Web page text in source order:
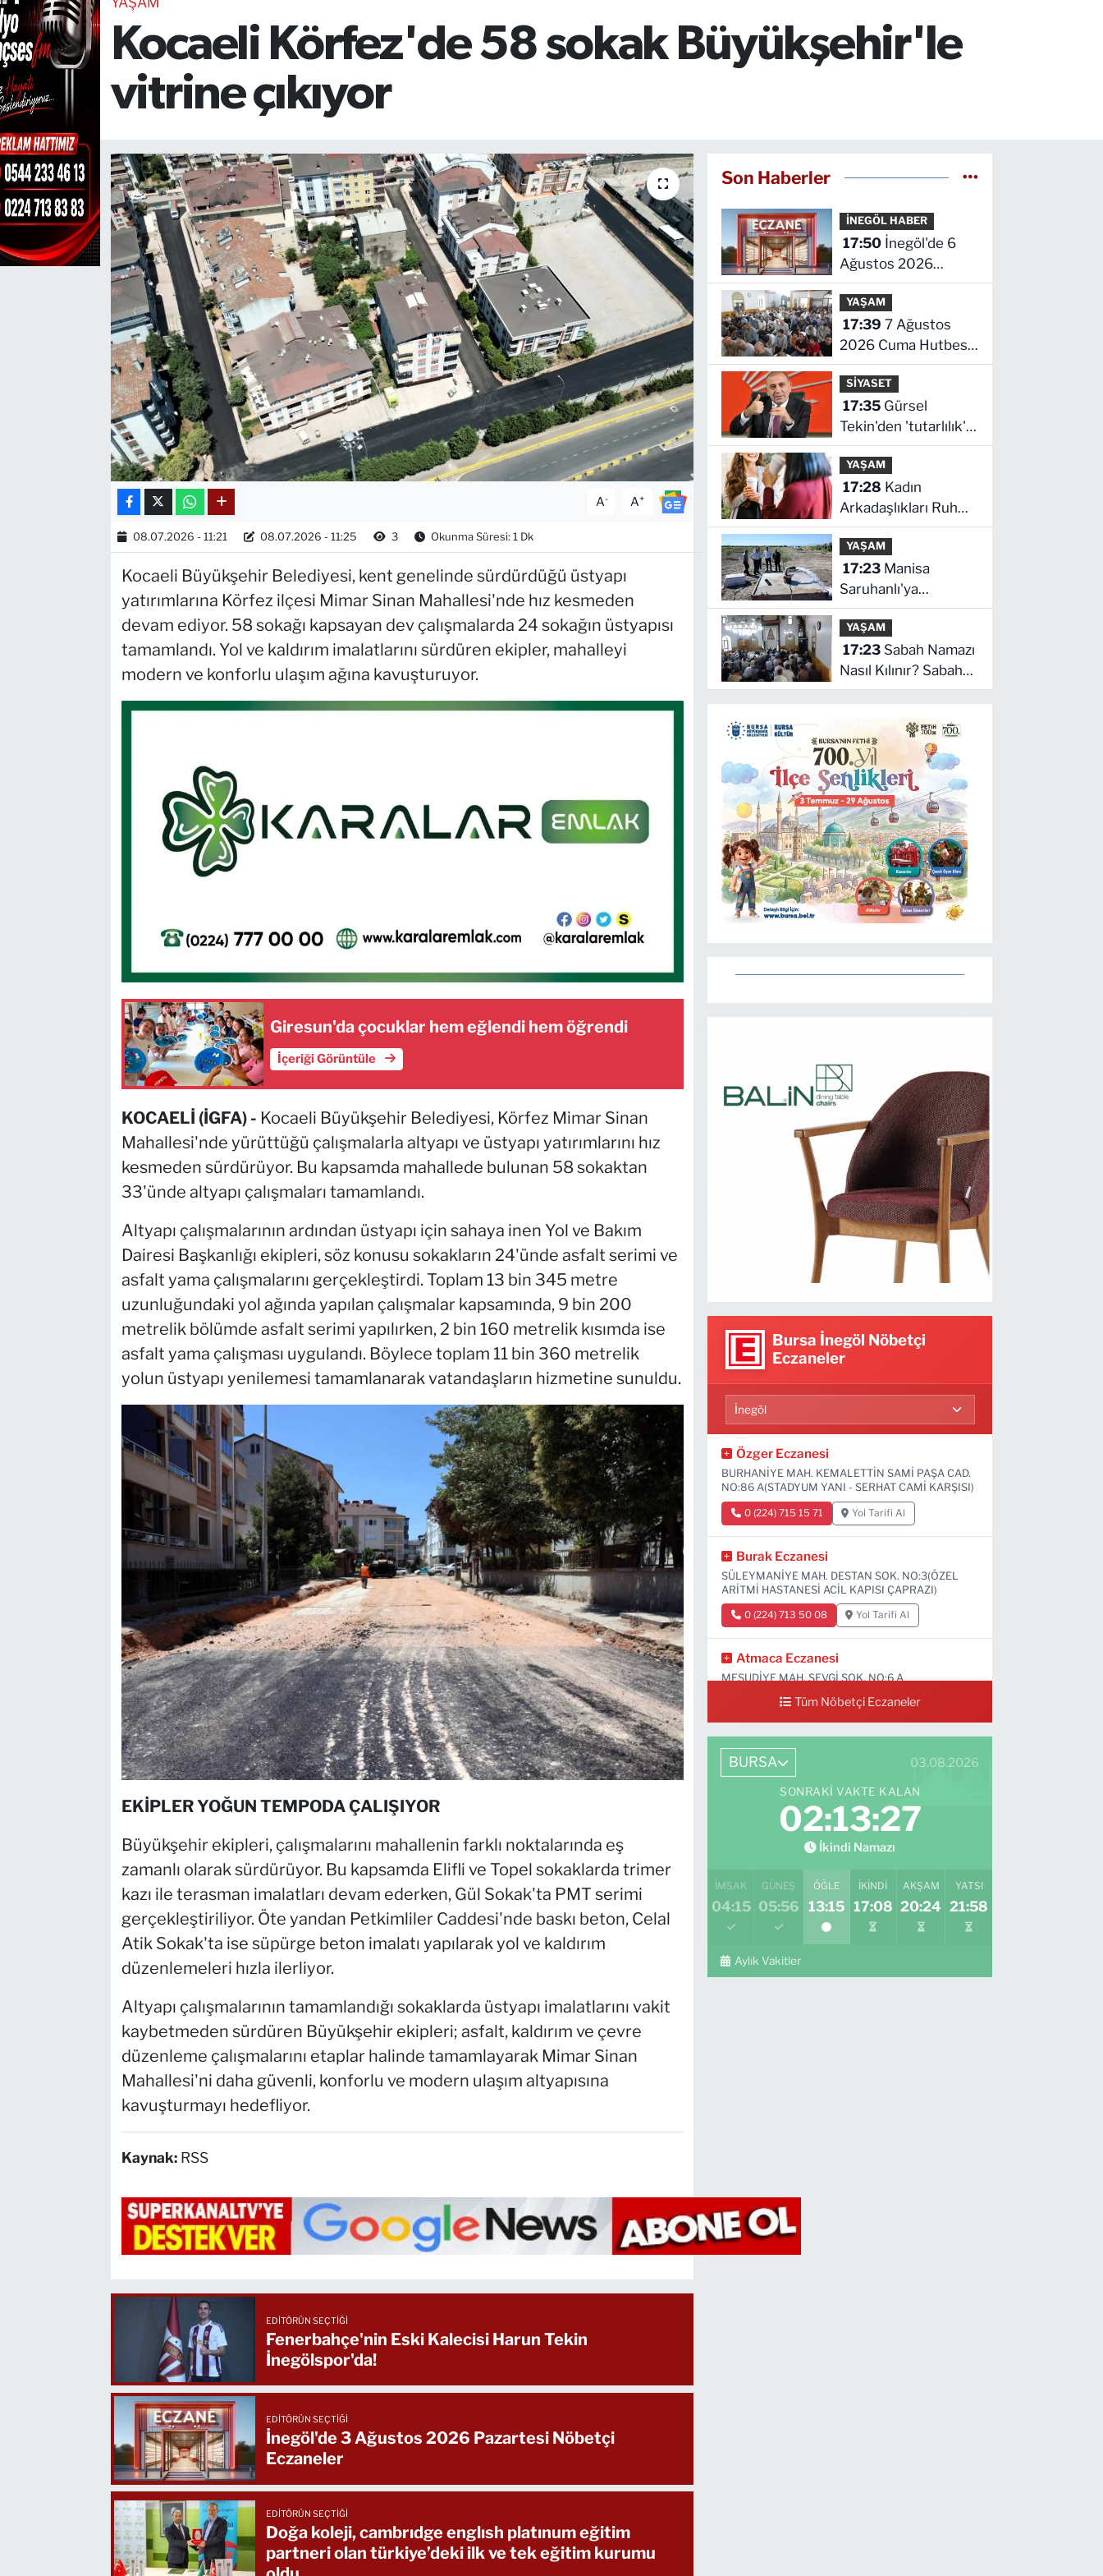
Kocaeli Körfez'de 58 sokak Büyükşehir'le
vitrine çıkıyor
A- A+
08.07.2026 - 11:21 08.07.2026 - 11:25 3 Okunma Süresi: 1 Dk
Kocaeli Büyükşehir Belediyesi, kent genelinde sürdürdüğü üstyapı
yatırımlarına Körfez ilçesi Mimar Sinan Mahallesi'nde hız kesmeden
devam ediyor. 58 sokağı kapsayan dev çalışmalarda 24 sokağın üstyapısı
tamamlandı. Yol ve kaldırım imalatlarını sürdüren ekipler, mahalleyi
modern ve konforlu ulaşım ağına kavuşturuyor.
Giresun'da çocuklar hem eğlendi hem öğrendi
İçeriği Görüntüle
KOCAELİ (İGFA) - Kocaeli Büyükşehir Belediyesi, Körfez Mimar Sinan
Mahallesi'nde yürüttüğü çalışmalarla altyapı ve üstyapı yatırımlarını hız
kesmeden sürdürüyor. Bu kapsamda mahallede bulunan 58 sokaktan
33'ünde altyapı çalışmaları tamamlandı.
Altyapı çalışmalarının ardından üstyapı için sahaya inen Yol ve Bakım
Dairesi Başkanlığı ekipleri, söz konusu sokakların 24'ünde asfalt serimi ve
asfalt yama çalışmalarını gerçekleştirdi. Toplam 13 bin 345 metre
uzunluğundaki yol ağında yapılan çalışmalar kapsamında, 9 bin 200
metrelik bölümde asfalt serimi yapılırken, 2 bin 160 metrelik kısımda ise
asfalt yama çalışması uygulandı. Böylece toplam 11 bin 360 metrelik
yolun üstyapı yenilemesi tamamlanarak vatandaşların hizmetine sunuldu.
EKİPLER YOĞUN TEMPODA ÇALIŞIYOR
Büyükşehir ekipleri, çalışmalarını mahallenin farklı noktalarında eş
zamanlı olarak sürdürüyor. Bu kapsamda Elifli ve Topel sokaklarda trimer
kazı ile terasman imalatları devam ederken, Gül Sokak'ta PMT serimi
gerçekleştiriliyor. Öte yandan Petkimliler Caddesi'nde baskı beton, Celal
Atik Sokak'ta ise süpürge beton imalatı yapılarak yol ve kaldırım
düzenlemeleri hızla ilerliyor.
Altyapı çalışmalarının tamamlandığı sokaklarda üstyapı imalatlarını vakit
kaybetmeden sürdüren Büyükşehir ekipleri; asfalt, kaldırım ve çevre
düzenleme çalışmalarını etaplar halinde tamamlayarak Mimar Sinan
Mahallesi'ni daha güvenli, konforlu ve modern ulaşım altyapısına
kavuşturmayı hedefliyor.
Kaynak: RSS
EDITÖRÜN SEÇTIĞI
Fenerbahçe'nin Eski Kalecisi Harun Tekin
İnegölspor'da!
EDITÖRÜN SEÇTIĞI
İnegöl'de 3 Ağustos 2026 Pazartesi Nöbetçi
Eczaneler
EDITÖRÜN SEÇTIĞI
Doğa koleji, cambrıdge englısh platınum eğitim
partneri olan türkiye’deki ilk ve tek eğitim kurumu
Son Haberler
İNEGÖL HABER
17:50
Ağustos 2026
Perşembe Nöbetçi
Eczaneler
YAŞAM
17:39 7 Ağustos
2026 Cuma Hutbesi
yayınlandı!
SİYASET
17:35
Tekin'den 'tutarlılık'
mesajı... Tarihi
meselelerde pusula
net olmalı
YAŞAM
17:28
Arkadaşlıkları Ruh
Sağlığını
Güçlendiriyor: Ancak
Her İlişki
Destekleyici Değil
YAŞAM
17:23
Saruhanlı'ya
Büyükşehir'den
tarımsal destek
YAŞAM
17:23
Nasıl Kılınır? Sabah
Namazı Saat Kaçta
Bursa İnegöl Nöbetçi
Eczaneler
Özger Eczanesi
BURHANİYE MAH. KEMALETTİN SAMİ PAŞA CAD.
NO:86 A(STADYUM YANI - SERHAT CAMİ KARŞISI)
0 (224) 715 15 71 Yol Tarifi Al
Burak Eczanesi
SÜLEYMANİYE MAH. DESTAN SOK. NO:3(ÖZEL
ARİTMİ HASTANESİ ACİL KAPISI ÇAPRAZI)
0 (224) 713 50 08 Yol Tarifi Al
Atmaca Eczanesi
MESUDİYE MAH. SEVGİ SOK. NO:6 A
0 (224) 711 04 24 Yol Tarifi Al
Tüm Nöbetçi Eczaneler
BURSA 03.08.2026
SONRAKI VAKTE KALAN
02:13:26
İkindi Namazı
İMSAK
04:15
GÜNEŞ
05:56
ÖĞLE
13:15
İKINDI
17:08
AKŞAM
20:24
YATSI
21:58
Aylık Vakitler
TEKNOLOJİ
CANLI DİNLE
RESMİ İLANLAR
Gencsesfm Canlı Dinle